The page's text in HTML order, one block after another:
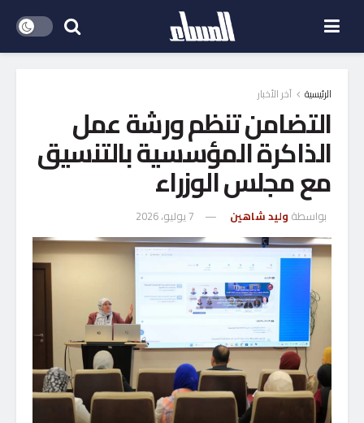
الرئيسية آخر الأخبار
التضامن تنظم ورشة عمل
الذاكرة المؤسسية بالتنسيق
مع مجلس الوزراء
بواسطة وليد شاهين 7 يوليو، 2026